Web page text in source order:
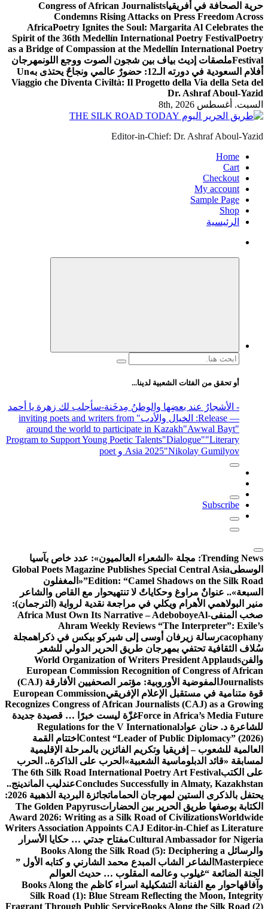
Congress of African
Condemns Rising
AfricaPoetry Ignites the Soul:
Spirit of the 36th Medellín
as a Bridge of Compassion at the
بين شجون الصوت ووجع اللونمهرجان
Un
Viaggio che Diventa Civiltà: Il
Editor-in-
والوطنُ مِدخَنة-سأجلب لك زهرة يا أحمد
" inviting poets and writers from
around the world to participate in
Program to Support Young Poetic
Asia
العالميون»: عدد خاص بآسيا
Global Poets Magazine Publishes
Edition: “Camel «المغفلون
لا تنتهيحوار مع القاص والشاعر
في مراجعة نقدية لرواية (الترجمان):
Africa Must Own Its Narrative –
Ahram Weekly Reviews
إلى شيركو بيكس في ذكراه مجلة
طريق الحرير الدولي للشعر
World Organization of
European Commission
المفوضية الأوروبية: مؤتمر الصحفيين الأفارقة (CAJ)
الإفريقيEuropean Commission
Recognizes Congress of African
غزّة ليست خبرًا … قصيدة جديدة
Regulations for the V
Contest “Leader اختتام القمة
الفائزين بالمرحلة الإقليمية
الحرب على الذاكرة.. الحرب
The 6th Silk Road International
Concludesعندليب الماندينج..
الحمامات
جائزة البردية الذهبية 2026:
بين الحضارات The Golden Papyrus
Award 2026: Writing as a Silk Road
Writers Association Appoints CAJ
مفتاح جدتي … حكايا الأسرار
Books Along the Silk Road
محمد الشارني و كتابه الأول ”
المقلوب … حديث العوالم
اسراء كاظمBooks Along the
Silk Road (1): Blue Stream
Fragrant Through Public Service